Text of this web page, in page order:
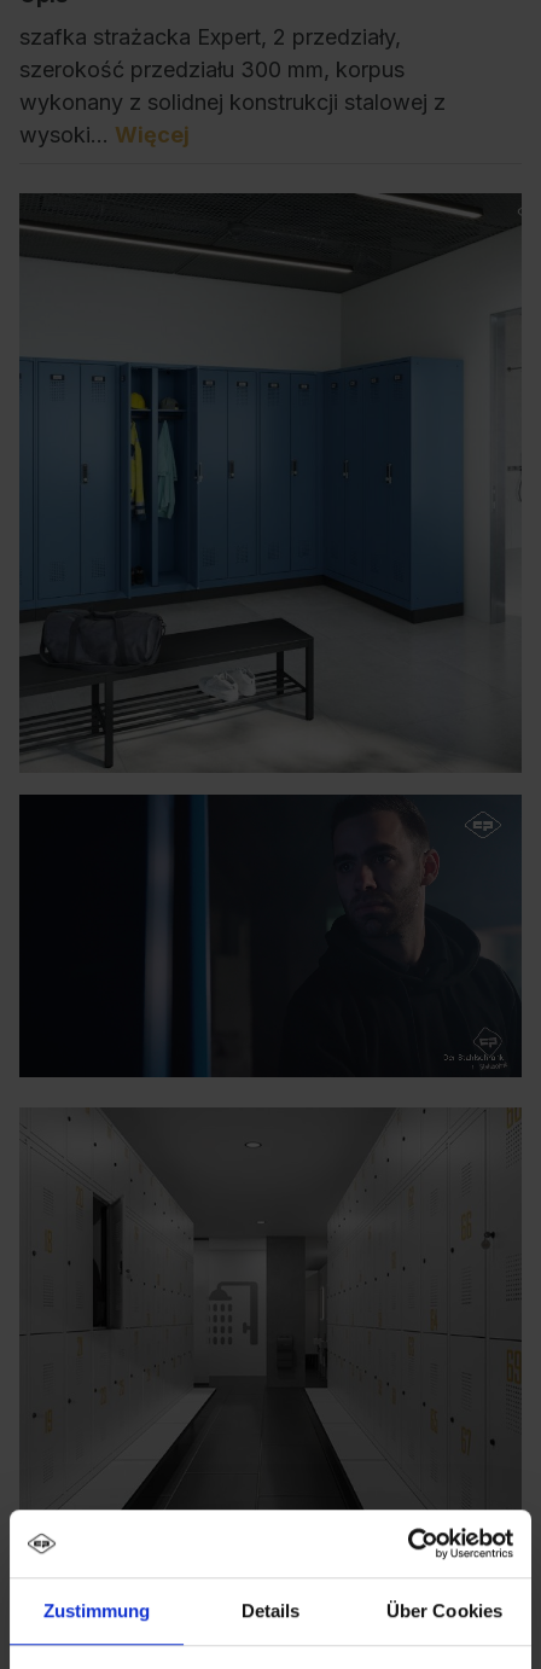
Zustimmung Details Über Cookies
szafka strażacka Expert, 2 przedziały,
szerokość przedziału 300 mm, korpus
wykonany z solidnej konstrukcji stalowej z
wysoki… Więcej